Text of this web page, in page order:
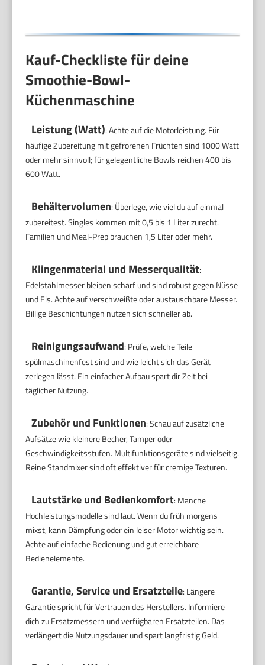
Kauf-Checkliste für deine
Smoothie-Bowl-
Küchenmaschine
Leistung (Watt): Achte auf die Motorleistung. Für
häufige Zubereitung mit gefrorenen Früchten sind 1000 Watt
oder mehr sinnvoll; für gelegentliche Bowls reichen 400 bis
600 Watt.
Behältervolumen: Überlege, wie viel du auf einmal
zubereitest. Singles kommen mit 0,5 bis 1 Liter zurecht.
Familien und Meal-Prep brauchen 1,5 Liter oder mehr.
Klingenmaterial und Messerqualität:
Edelstahlmesser bleiben scharf und sind robust gegen Nüsse
und Eis. Achte auf verschweißte oder austauschbare Messer.
Billige Beschichtungen nutzen sich schneller ab.
Reinigungsaufwand: Prüfe, welche Teile
spülmaschinenfest sind und wie leicht sich das Gerät
zerlegen lässt. Ein einfacher Aufbau spart dir Zeit bei
täglicher Nutzung.
Zubehör und Funktionen: Schau auf zusätzliche
Aufsätze wie kleinere Becher, Tamper oder
Geschwindigkeitsstufen. Multifunktionsgeräte sind vielseitig.
Reine Standmixer sind oft effektiver für cremige Texturen.
Lautstärke und Bedienkomfort: Manche
Hochleistungsmodelle sind laut. Wenn du früh morgens
mixst, kann Dämpfung oder ein leiser Motor wichtig sein.
Achte auf einfache Bedienung und gut erreichbare
Bedienelemente.
Garantie, Service und Ersatzteile: Längere
Garantie spricht für Vertrauen des Herstellers. Informiere
dich zu Ersatzmessern und verfügbaren Ersatzteilen. Das
verlängert die Nutzungsdauer und spart langfristig Geld.